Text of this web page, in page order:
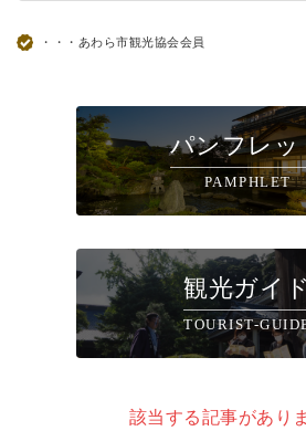
・・・あわら市観光協会会員
パンフレッ
PAMPHLET
観光ガイド
TOURIST-
該当する記事があり